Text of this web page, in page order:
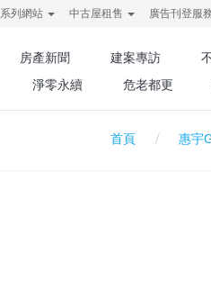
系列網站 中古屋租售 廣告刊登服
房產新聞 建案專訪
淨零永續 危老都更
首頁 惠宇